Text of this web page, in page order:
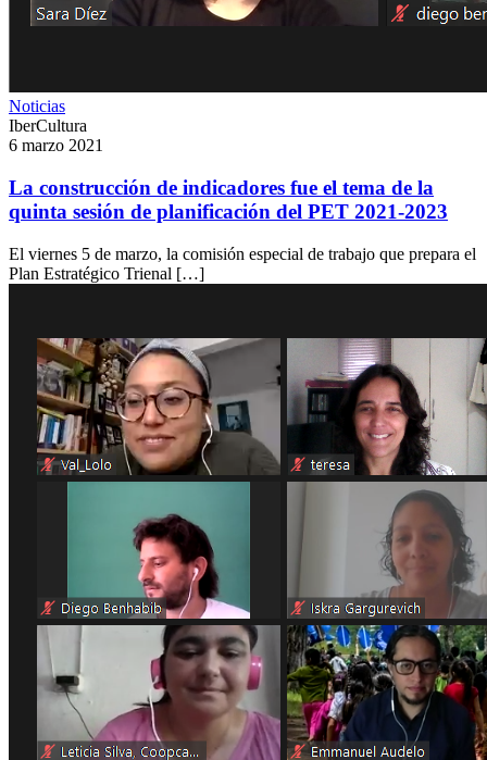
Noticias
IberCultura
6 marzo 2021
La construcción de indicadores fue el tema de la
quinta sesión de planificación del PET 2021-2023
El viernes 5 de marzo, la comisión especial de trabajo que prepara el
Plan Estratégico Trienal […]